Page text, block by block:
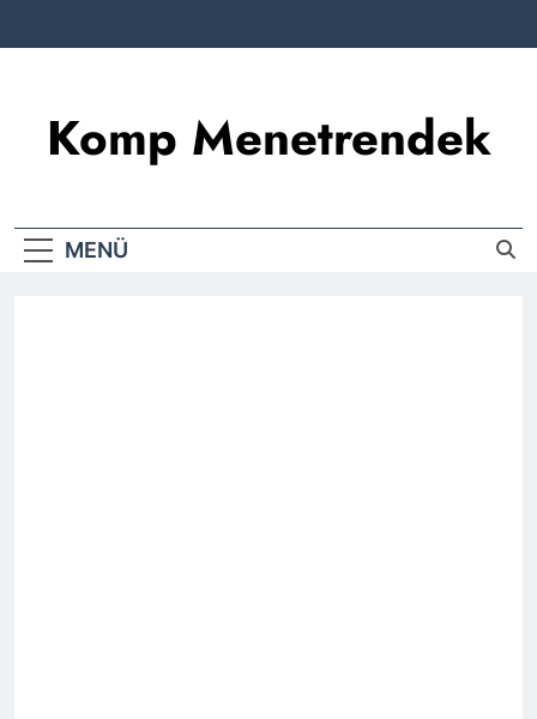
Komp Menetrendek
MENÜ